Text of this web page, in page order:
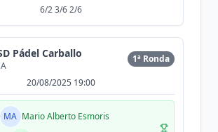
6/2 3/6 2/6
Pádel Carballo
1ª Ronda
20/08/2025 19:00
MA Mario Alberto Esmoris